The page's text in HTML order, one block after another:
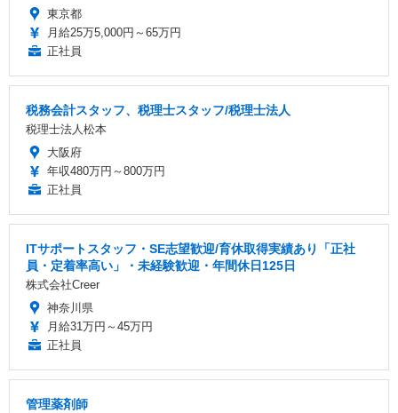
東京都
月給25万5,000円～65万円
正社員
税務会計スタッフ、税理士スタッフ/税理士法人
税理士法人松本
大阪府
年収480万円～800万円
正社員
ITサポートスタッフ・SE志望歓迎/育休取得実績あり「正社
員・定着率高い」・未経験歓迎・年間休日125日
株式会社Creer
神奈川県
月給31万円～45万円
正社員
管理薬剤師